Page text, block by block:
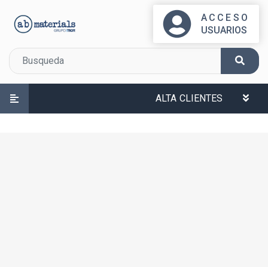
ACCESO
USUARIOS
ALTA CLIENTES